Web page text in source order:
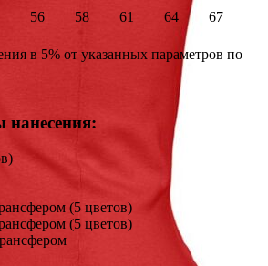
56 58 61 64 67
в 5% от указанных параметров по
(5 цветов)
(5 цветов)